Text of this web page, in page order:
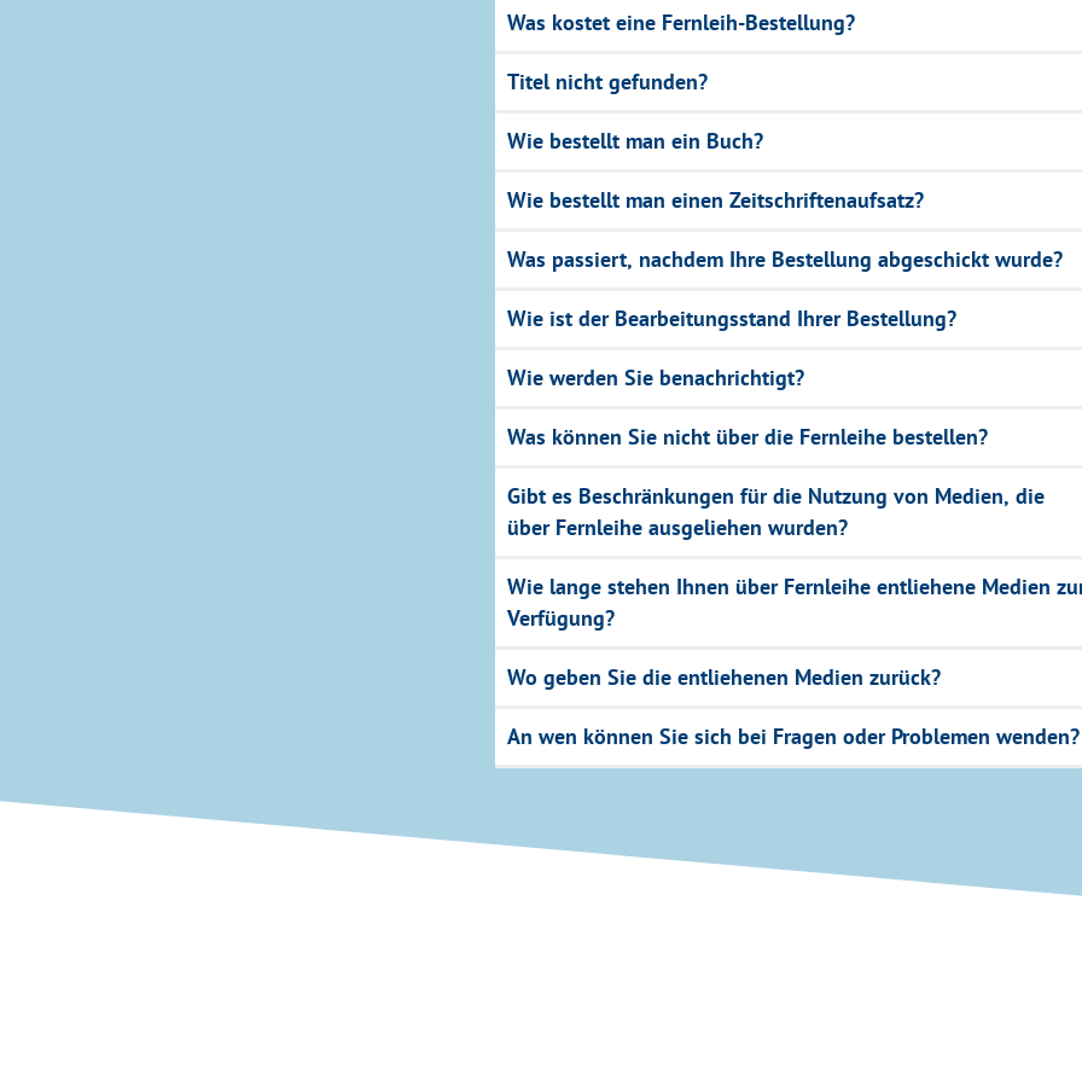
Was kostet eine Fernleih-Bestellung?
Titel nicht gefunden?
Wie bestellt man ein Buch?
Wie bestellt man einen Zeitschriftenaufsatz?
Was passiert, nachdem Ihre Bestellung abgeschickt wurde?
Wie ist der Bearbeitungsstand Ihrer Bestellung?
Wie werden Sie benachrichtigt?
Was können Sie nicht über die Fernleihe bestellen?
Gibt es Beschränkungen für die Nutzung von Medien, die
über Fernleihe ausgeliehen wurden?
Wie lange stehen Ihnen über Fernleihe entliehene Medien
Verfügung?
Wo geben Sie die entliehenen Medien zurück?
An wen können Sie sich bei Fragen oder Problemen wenden?